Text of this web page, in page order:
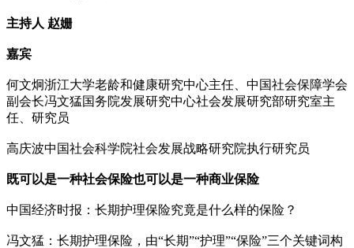
主持人 赵姗
嘉宾
何文炯浙江大学老龄和健康研究中心主任、中国社会保障学会
副会长冯文猛国务院发展研究中心社会发展研究部研究室主
任、研究员
高庆波中国社会科学院社会发展战略研究院执行研究员
既可以是一种社会保险也可以是一种商业保险
中国经济时报：长期护理保险究竟是什么样的保险？
冯文猛：长期护理保险，由“长期”“护理”“保险”三个关键词构